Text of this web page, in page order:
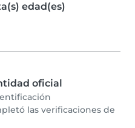
edad(es)
oficial
las verificaciones de